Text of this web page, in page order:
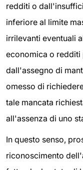
redditi o
inferiore al limite
irrilevanti eventuali
economica o redditi
dall'assegno di
omesso di
tale mancata
all'assenza di uno
In questo senso,
riconoscimento